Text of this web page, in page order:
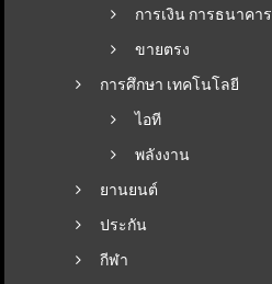
การเงิน การธนาคาร
ขายตรง
การศึกษา เทคโนโลยี
ไอที
พลังงาน
ยานยนต์
ประกัน
กีฬา